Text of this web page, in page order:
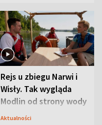
Rejs u zbiegu Narwi i
Wisły. Tak wygląda
Modlin od strony wody
Aktualności